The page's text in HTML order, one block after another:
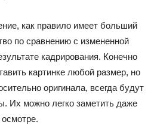
как правило имеет больший
по сравнению с измененной
кадрирования. Конечно
картинке любой размер, но
оригинала, всегда будут
Их можно легко заметить даже